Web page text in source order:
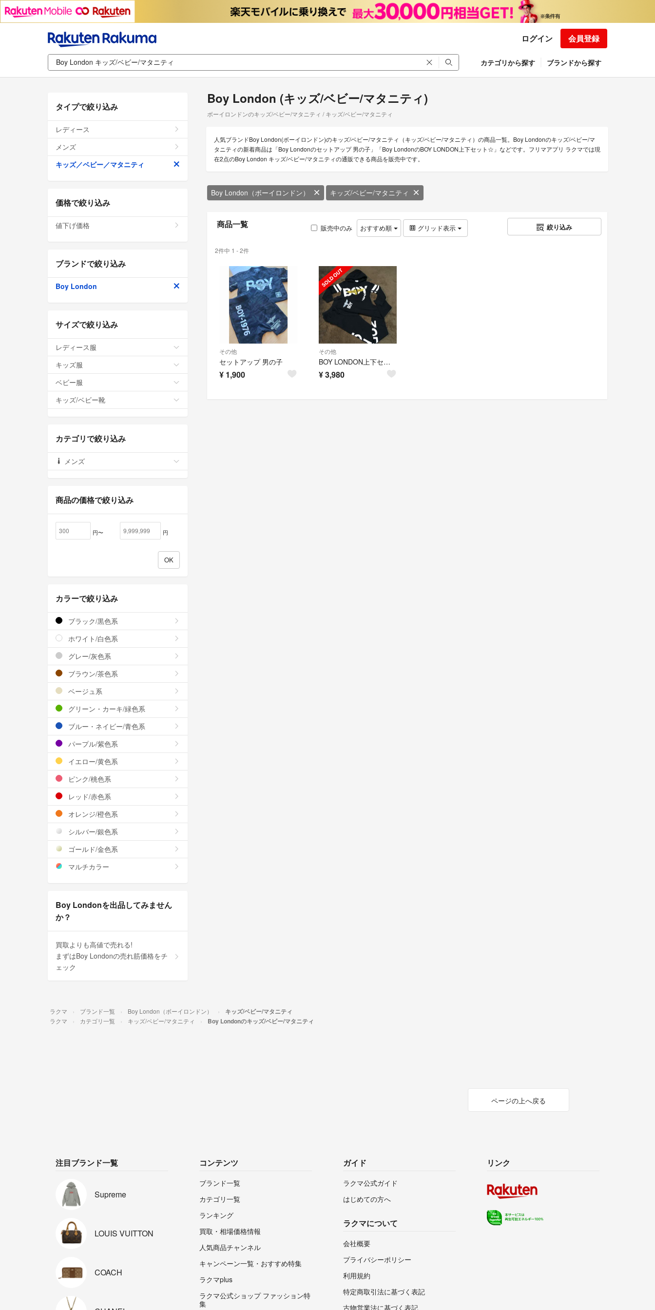
ログイン 会員登録
カテゴリから探す ブランドから探す
Boy London (キッズ/ベビー/マタニティ)
ボーイロンドンのキッズ/ベビー/マタニティ / キッズ/ベビー/マタニティ
人気ブランドBoy London(ボーイロンドン)のキッズ/ベビー/マタニティ（キッズ/ベビー/マタニティ）の商品一覧。Boy Londonのキッズ/ベビー/マ
タニティの新着商品は「Boy Londonのセットアップ 男の子」「Boy LondonのBOY LONDON上下セット☆」などです。フリマアプリ ラクマでは現
在2点のBoy London キッズ/ベビー/マタニティの通販できる商品を販売中です。
Boy London（ボーイロンドン） キッズ/ベビー/マタニティ
商品一覧 販売中のみ おすすめ順 グリッド表示 絞り込み
2件中 1 - 2件
その他
セットアップ 男の子
¥ 1,900
その他
BOY LONDON上下セット☆
¥3,980
タイプで絞り込み
レディース
メンズ
キッズ／ベビー／マタニティ
価格で絞り込み
値下げ価格
ブランドで絞り込み
Boy London
サイズで絞り込み
レディース服
キッズ服
ベビー服
キッズ/ベビー靴
カテゴリで絞り込み
メンズ
商品の価格で絞り込み
円〜 円
カラーで絞り込み
ブラック/黒色系
ホワイト/白色系
グレー/灰色系
ブラウン/茶色系
ベージュ系
グリーン・カーキ/緑色系
ブルー・ネイビー/青色系
パープル/紫色系
イエロー/黄色系
ピンク/桃色系
レッド/赤色系
オレンジ/橙色系
シルバー/銀色系
ゴールド/金色系
マルチカラー
Boy Londonを出品してみません
か？
買取よりも高値で売れる!
まずはBoy Londonの売れ筋価格をチ
ェック
ラクマ ブランド一覧 Boy London（ボーイロンドン） キッズ/ベビー/マタニティ
ラクマ カテゴリ一覧 キッズ/ベビー/マタニティ Boy Londonのキッズ/ベビー/マタニティ
ページの上へ戻る
注目ブランド一覧
Supreme
LOUIS VUITTON
COACH
コンテンツ
ブランド一覧
カテゴリ一覧
ランキング
買取・相場価格情報
人気商品チャンネル
キャンペーン一覧・おすすめ特集
ラクマplus
ラクマ公式ショップ ファッション特
集
ガイド
ラクマ公式ガイド
はじめての方へ
ラクマについて
会社概要
プライバシーポリシー
利用規約
特定商取引法に基づく表記
古物営業法に基づく表記
リンク